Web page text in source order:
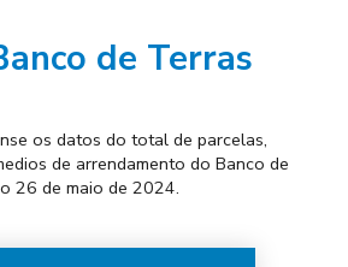
de Terras
os datos do total de parcelas,
de arrendamento do Banco de
26 de maio de 2024.